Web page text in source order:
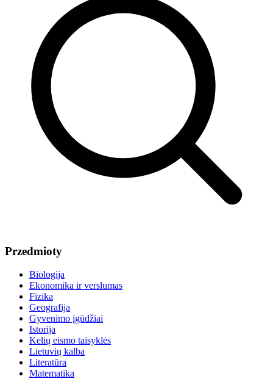
Przedmioty
Biologija
Ekonomika ir verslumas
Fizika
Geografija
Gyvenimo įgūdžiai
Istorija
Kelių eismo taisyklės
Lietuvių kalba
Literatūra
Matematika